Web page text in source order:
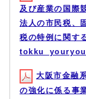
及び産業の国際
法人の市民税、
税の特例に関す
大阪市金融
の強化に係る事